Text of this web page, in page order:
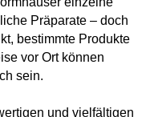
Präparate – doch
bestimmte Produkte
vor Ort können
sein.
und vielfältigen